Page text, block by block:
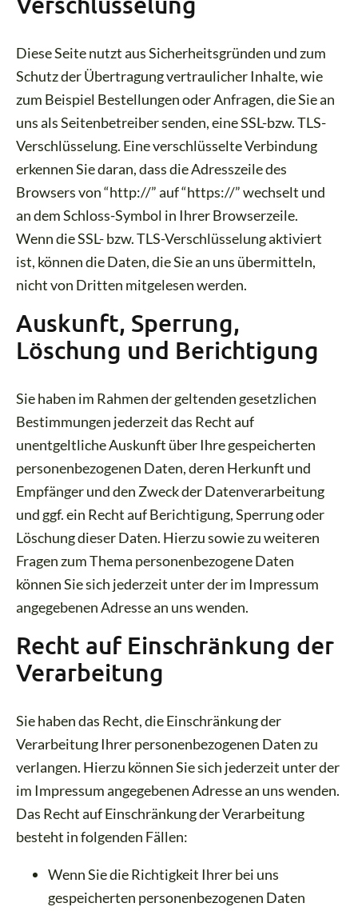
Diese Seite nutzt aus Sicherheitsgründen und zum
Schutz der Übertragung vertraulicher Inhalte, wie
zum Beispiel Bestellungen oder Anfragen, die Sie an
uns als Seitenbetreiber senden, eine SSL-bzw. TLS-
Verschlüsselung. Eine verschlüsselte Verbindung
erkennen Sie daran, dass die Adresszeile des
Browsers von “http://” auf “https://” wechselt und
an dem Schloss-Symbol in Ihrer Browserzeile.
Wenn die SSL- bzw. TLS-Verschlüsselung aktiviert
ist, können die Daten, die Sie an uns übermitteln,
nicht von Dritten mitgelesen werden.
Auskunft, Sperrung,
Löschung und Berichtigung
Sie haben im Rahmen der geltenden gesetzlichen
Bestimmungen jederzeit das Recht auf
unentgeltliche Auskunft über Ihre gespeicherten
personenbezogenen Daten, deren Herkunft und
Empfänger und den Zweck der Datenverarbeitung
und ggf. ein Recht auf Berichtigung, Sperrung oder
Löschung dieser Daten. Hierzu sowie zu weiteren
Fragen zum Thema personenbezogene Daten
können Sie sich jederzeit unter der im Impressum
angegebenen Adresse an uns wenden.
Recht auf Einschränkung der
Verarbeitung
Sie haben das Recht, die Einschränkung der
Verarbeitung Ihrer personenbezogenen Daten zu
verlangen. Hierzu können Sie sich jederzeit unter der
im Impressum angegebenen Adresse an uns wenden.
Das Recht auf Einschränkung der Verarbeitung
besteht in folgenden Fällen:
Wenn Sie die Richtigkeit Ihrer bei uns
gespeicherten personenbezogenen Daten